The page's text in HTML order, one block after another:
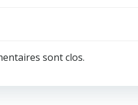
de
l’article
sont clos.